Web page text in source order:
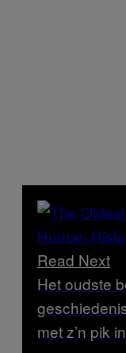
Read Next
Het oudste
met z’n pik